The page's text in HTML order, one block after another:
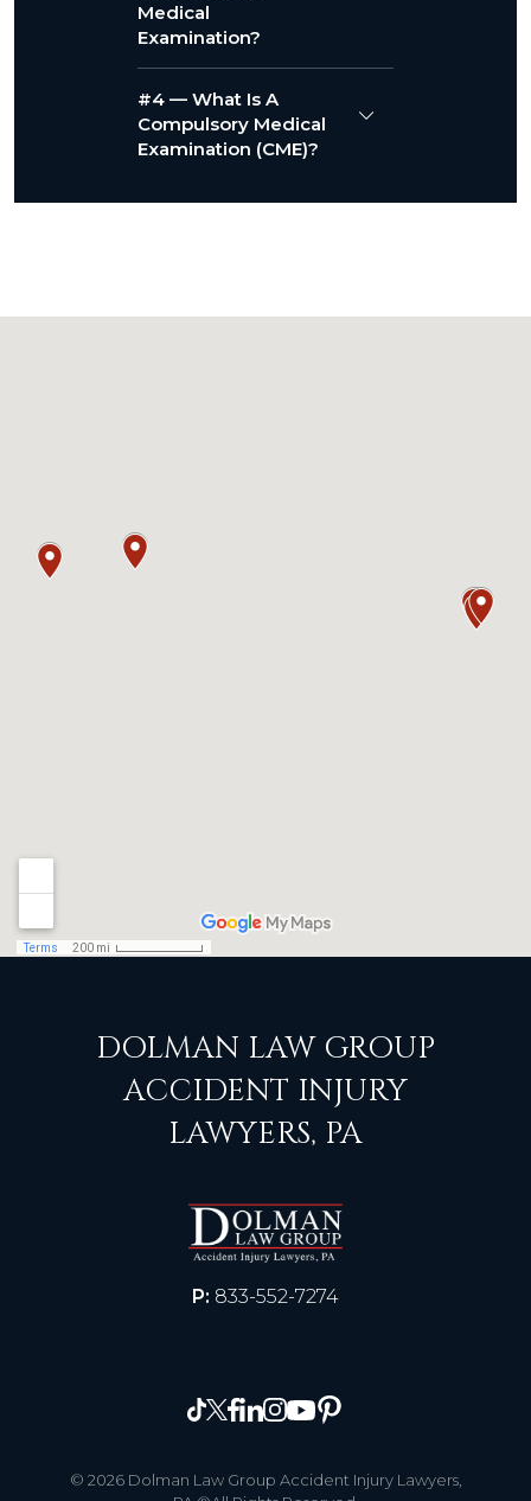
Medical
Examination?
#4 — What Is A
Compulsory Medical
Examination (CME)?
DOLMAN LAW GROUP
ACCIDENT INJURY
LAWYERS, PA
P: 833-552-7274
© 2026 Dolman Law Group Accident Injury Lawyers,